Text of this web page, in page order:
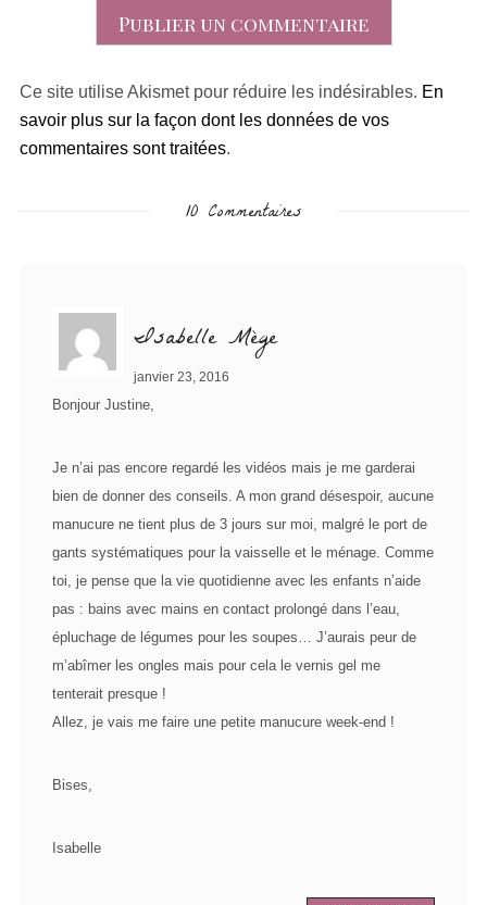
Ce site utilise Akismet pour réduire les indésirables. En
savoir plus sur la façon dont les données de vos
commentaires sont traitées.
10 Commentaires
Isabelle Mège
janvier 23, 2016
Bonjour Justine,
Je n’ai pas encore regardé les vidéos mais je me garderai
bien de donner des conseils. A mon grand désespoir, aucune
manucure ne tient plus de 3 jours sur moi, malgré le port de
gants systématiques pour la vaisselle et le ménage. Comme
toi, je pense que la vie quotidienne avec les enfants n’aide
pas : bains avec mains en contact prolongé dans l’eau,
épluchage de légumes pour les soupes… J’aurais peur de
m’abîmer les ongles mais pour cela le vernis gel me
tenterait presque !
Allez, je vais me faire une petite manucure week-end !
Bises,
Isabelle